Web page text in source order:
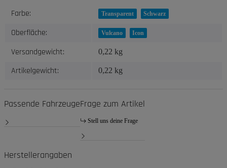
Produkteigenschaft
Wert
Farbe: Transparent Schwarz
Oberfläche: Vulcano Icon
Versandgewicht: 0,22 kg
Artikelgewicht: 0,22 kg
Passende FahrzeugeFrage zum Artikel
Stell uns deine Frage
Herstellerangaben